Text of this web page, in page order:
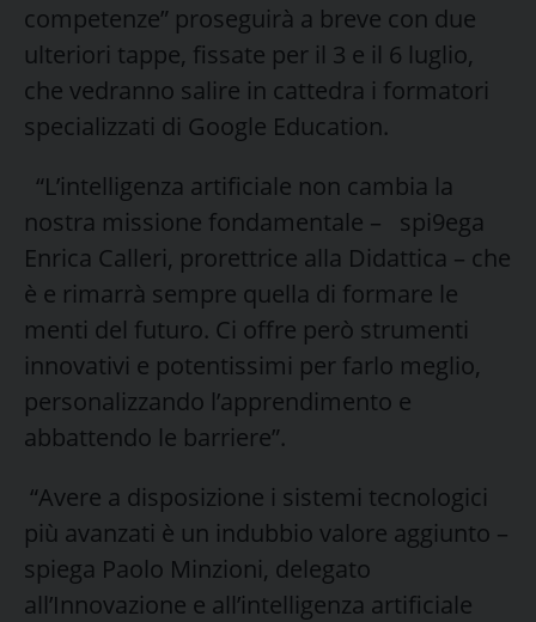
competenze” proseguirà a breve con due
ulteriori tappe, fissate per il 3 e il 6 luglio,
che vedranno salire in cattedra i formatori
specializzati di Google Education.
“L’intelligenza artificiale non cambia la
nostra missione fondamentale – spi9ega
Enrica Calleri, prorettrice alla Didattica – che
è e rimarrà sempre quella di formare le
menti del futuro. Ci offre però strumenti
innovativi e potentissimi per farlo meglio,
personalizzando l’apprendimento e
abbattendo le barriere”.
“Avere a disposizione i sistemi tecnologici
più avanzati è un indubbio valore aggiunto –
spiega Paolo Minzioni, delegato
all’Innovazione e all’intelligenza artificiale